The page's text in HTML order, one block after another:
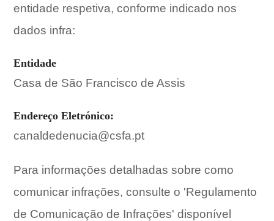
entidade respetiva, conforme indicado nos
dados infra:
Entidade
Casa de São Francisco de Assis
Endereço Eletrónico:
canaldedenucia@csfa.pt
Para informações detalhadas sobre como
comunicar infrações, consulte o 'Regulamento
de Comunicação de Infrações' disponível